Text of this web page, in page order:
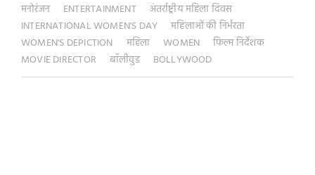
मनोरंजन ENTERTAINMENT
अंतर्राष्ट्रीय महिला दिवस
INTERNATIONAL WOMEN'S DAY
महिलाओं की निर्भरता
WOMEN'S DEPICTION
महिला WOMEN
फिल्म निर्देशक
MOVIE DIRECTOR
बॉलीवुड BOLLYWOOD